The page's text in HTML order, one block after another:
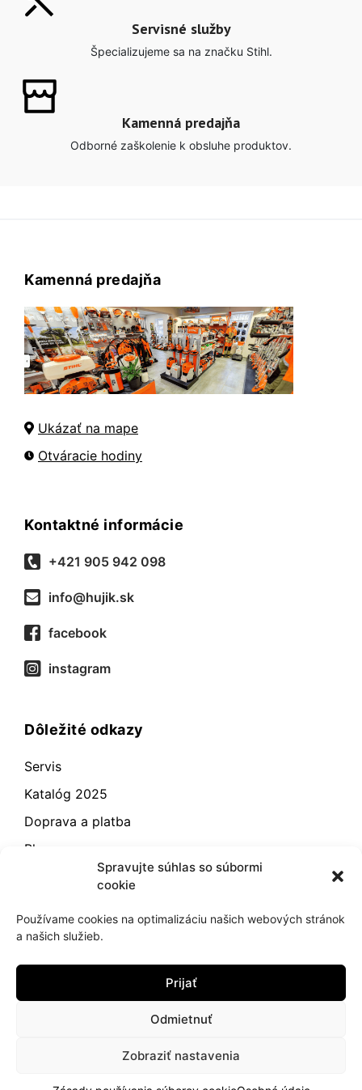
Spravujte súhlas so súbormi
cookie
Používame cookies na optimalizáciu našich webových stránok
a našich služieb.
Prijať
Odmietnuť
Zobraziť nastavenia
Servisné služby
Špecializujeme sa na značku Stihl.
Kamenná predajňa
Odborné zaškolenie k obsluhe produktov.
Kamenná predajňa
Ukázať na mape
Otváracie hodiny
Kontaktné informácie
+421 905 942 098
info@hujik.sk
facebook
instagram
Dôležité odkazy
Servis
Katalóg 2025
Doprava a platba
Blog
Odstúpenie od zmluvy
Zásady používania súborov cookie (EÚ)
2021 hujik.sk